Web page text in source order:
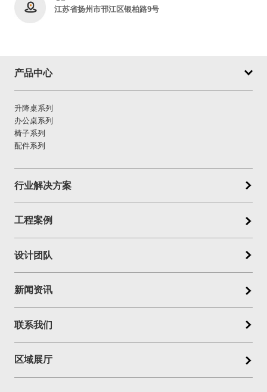
江苏省扬州市邗江区银柏路9号
产品中心
升降桌系列
办公桌系列
椅子系列
配件系列
行业解决方案
工程案例
设计团队
新闻资讯
联系我们
区域展厅